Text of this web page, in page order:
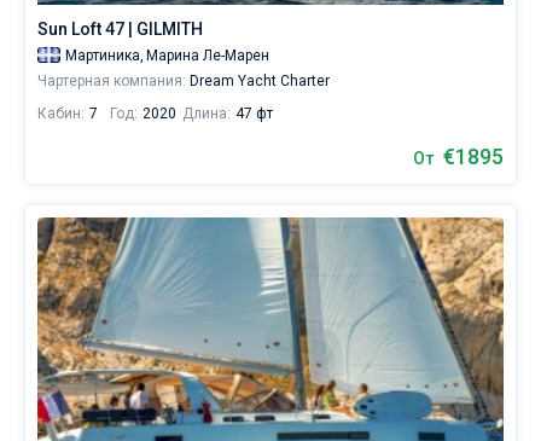
уникальный
пляж
черным
Гренадинам.
Ближайшие
регионы
для
яхтинга:
Ле-
Марен.
Sun Loft 47 | GILMITH
Мартиника, Марина Ле-Марен
Чартерная компания: Dream Yacht Charter
Кабин: 7 Год: 2020 Длина: 47 фт
От €1895